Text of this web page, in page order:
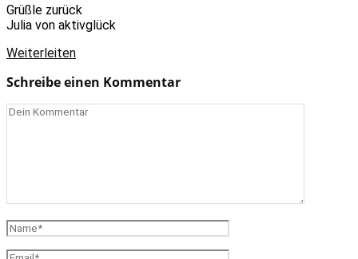
Grüßle zurück
Julia von aktivglück
Weiterleiten
Schreibe einen Kommentar